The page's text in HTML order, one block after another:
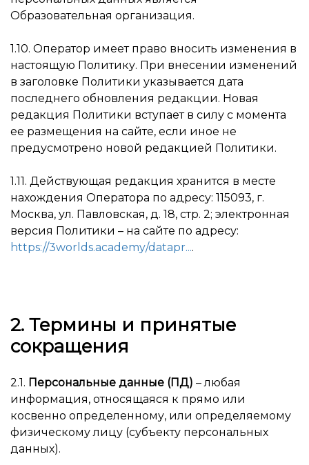
Образовательная организация.
1.10. Оператор имеет право вносить изменения в
настоящую Политику. При внесении изменений
в заголовке Политики указывается дата
последнего обновления редакции. Новая
редакция Политики вступает в силу с момента
ее размещения на сайте, если иное не
предусмотрено новой редакцией Политики.
1.11. Действующая редакция хранится в месте
нахождения Оператора по адресу: 115093, г.
Москва, ул. Павловская, д. 18, стр. 2; электронная
версия Политики – на сайте по адресу:
https://3worlds.academy/datapr....
2. Термины и принятые
сокращения
2.1. Персональные данные (ПД) – любая
информация, относящаяся к прямо или
косвенно определенному, или определяемому
физическому лицу (субъекту персональных
данных).